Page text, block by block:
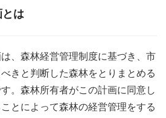
とは
、森林経営管理制度に基づき、市
きと判断した森林をとりまとめる
。森林所有者がこの計画に同意し
とによって森林の経営管理をする